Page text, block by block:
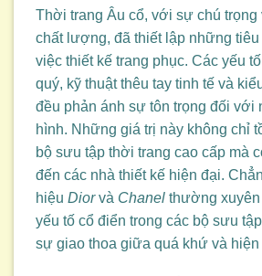
Thời trang Âu cổ, với sự chú trọng
chất lượng, đã thiết lập những tiêu
việc thiết kế trang phục. Các yếu
quý, kỹ thuật thêu tay tinh tế và
đều phản ánh sự tôn trọng đối với
hình. Những giá trị này không chỉ
bộ sưu tập thời trang cao cấp mà
đến các nhà thiết kế hiện đại.
hiệu Diorvà Chanel thường
yếu tố cổ điển trong các bộ sưu
sự giao thoa giữa quá khứ và hiện